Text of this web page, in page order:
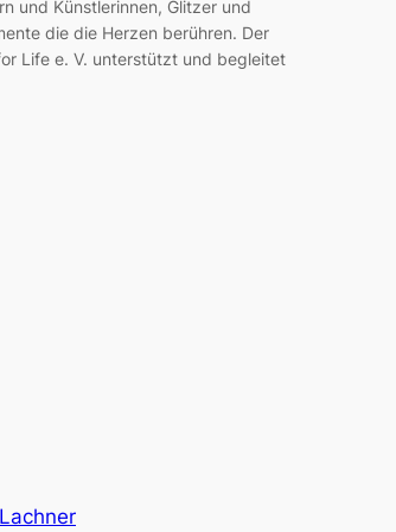
und Künstlerinnen, Glitzer und
die die Herzen berühren. Der
Life e. V. unterstützt und begleitet